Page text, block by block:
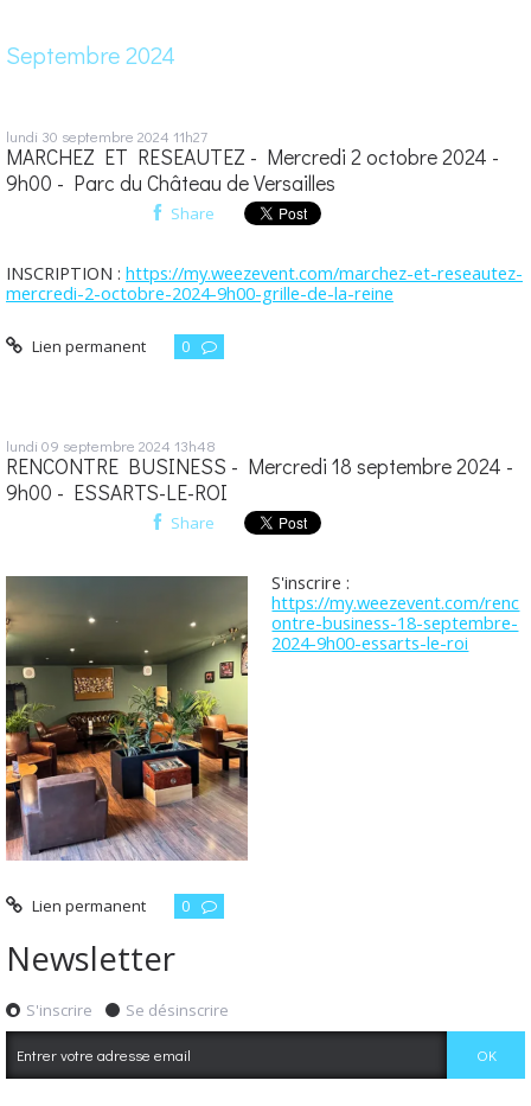
Septembre 2024
lundi 30 septembre 2024 11h27
MARCHEZ ET RESEAUTEZ - Mercredi 2 octobre 2024 -
9h00 - Parc du Château de Versailles
Share
INSCRIPTION : https://my.weezevent.com/marchez-et-reseautez-
mercredi-2-octobre-2024-9h00-grille-de-la-reine
Lien permanent 0
lundi 09 septembre 2024 13h48
RENCONTRE BUSINESS - Mercredi 18 septembre 2024 -
9h00 - ESSARTS-LE-ROI
Share
S'inscrire :
https://my.weezevent.com/renc
ontre-business-18-septembre-
2024-9h00-essarts-le-roi
Lien permanent 0
Newsletter
S'inscrire Se désinscrire